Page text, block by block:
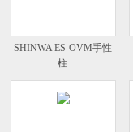
SHINWA ES-OVM手性
柱